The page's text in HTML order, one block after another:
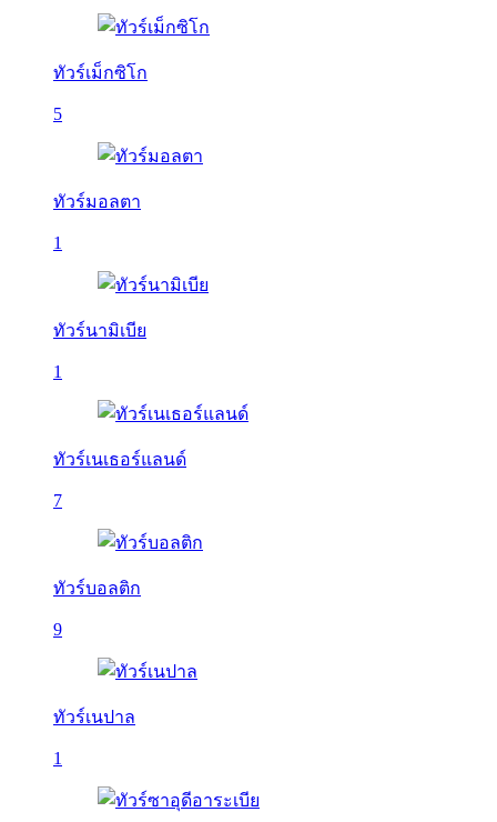
ทัวร์เม็กซิโก
5
ทัวร์มอลตา
1
ทัวร์นามิเบีย
1
ทัวร์เนเธอร์แลนด์
7
ทัวร์บอลติก
9
ทัวร์เนปาล
1